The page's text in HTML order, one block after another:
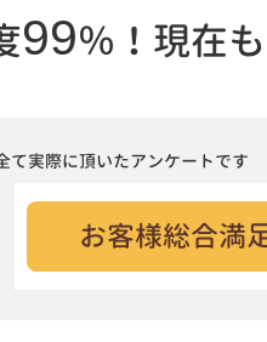
99％！ 現在
実際に頂いたアンケートです
お客様総合満